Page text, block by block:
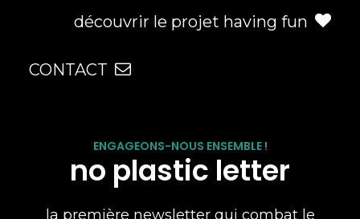
découvrir le projet having fun
CONTACT
ENGAGEONS-NOUS ENSEMBLE !
no plastic letter
la première newsletter qui combat le